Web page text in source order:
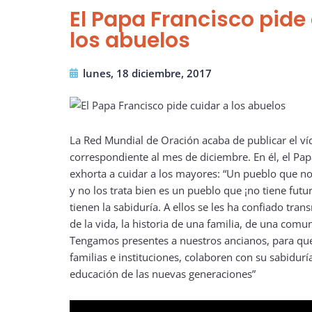
El Papa Francisco
los abuelos
lunes, 18 diciembre, 2017
La Red Mundial de Oración acaba de publicar el
correspondiente al mes de diciembre. En él, el
exhorta a cuidar a los mayores: “Un pueblo que
y no los trata bien es un pueblo que ¡no tiene
tienen la sabiduría. A ellos se les ha confiado
de la vida, la historia de una familia, de una
Tengamos presentes a nuestros ancianos, para
familias e instituciones, colaboren con su
educación de las nuevas generaciones”